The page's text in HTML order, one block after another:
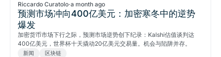
Riccardo Curatolo·a month ago
预测市场冲向400亿美元：加密寒冬中的逆势
爆发
加密货币市场下行之际，预测市场逆势创下纪录：Kalshi估值谈判达
400亿美元，世界杯十天撬动20亿美元交易量。机会与陷阱并存。
新闻 区块链